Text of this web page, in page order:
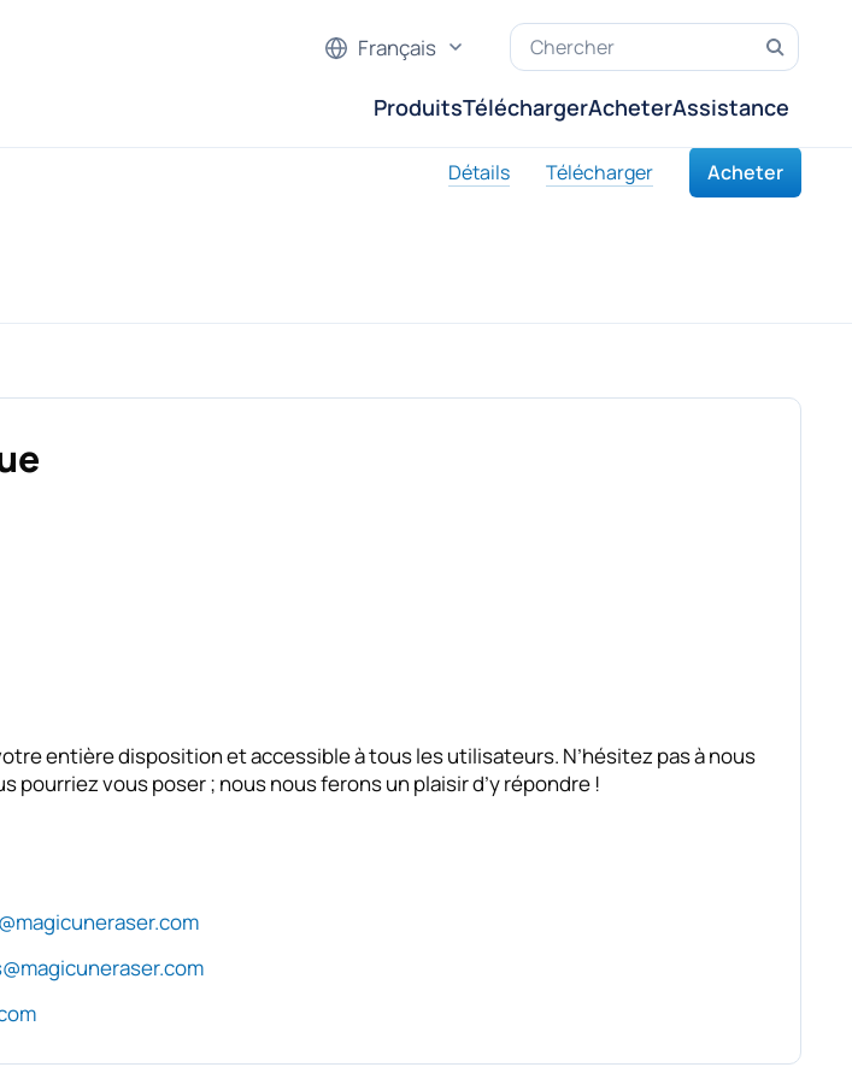
ProduitsTéléchargerAcheterAssistance
Français
Détails Télécharger Acheter
entière disposition et accessible à tous les utilisateurs. N’hésitez pas à nous
vous poser ; nous nous ferons un plaisir d’y répondre !